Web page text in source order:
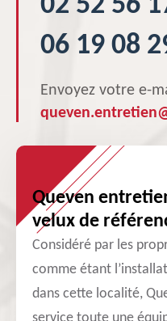
06 19 08
Envoyez votre e-
Queven
velux de
Considéré par les
comme étant
dans cette localité,